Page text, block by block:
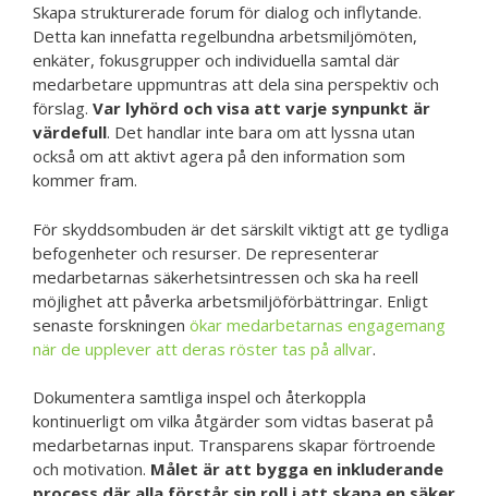
Skapa strukturerade forum för dialog och inflytande.
Detta kan innefatta regelbundna arbetsmiljömöten,
enkäter, fokusgrupper och individuella samtal där
medarbetare uppmuntras att dela sina perspektiv och
förslag. Var lyhörd och visa att varje synpunkt är
värdefull. Det handlar inte bara om att lyssna utan
också om att aktivt agera på den information som
kommer fram.
För skyddsombuden är det särskilt viktigt att ge tydliga
befogenheter och resurser. De representerar
medarbetarnas säkerhetsintressen och ska ha reell
möjlighet att påverka arbetsmiljöförbättringar. Enligt
senaste forskningen ökar medarbetarnas engagemang
när de upplever att deras röster tas på allvar.
Dokumentera samtliga inspel och återkoppla
kontinuerligt om vilka åtgärder som vidtas baserat på
medarbetarnas input. Transparens skapar förtroende
och motivation. Målet är att bygga en inkluderande